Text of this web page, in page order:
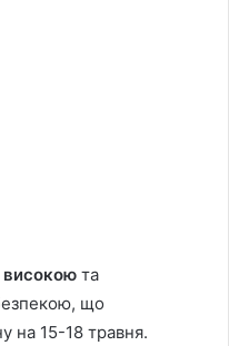
високою та
що
на 15-18 травня.